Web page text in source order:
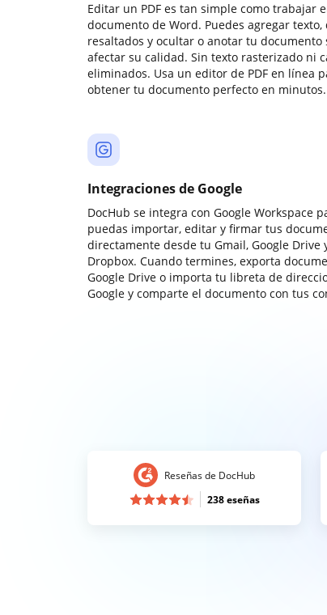
Editar un PDF es tan simple como trabajar
documento de Word. Puedes agregar texto,
resaltados y ocultar o anotar tu documento
afectar su calidad. Sin texto rasterizado ni
eliminados. Usa un editor de PDF en línea
obtener tu documento perfecto en minutos.
Integraciones de Google
DocHub se integra con Google Workspace
puedas importar, editar y firmar tus
directamente desde tu Gmail, Google Drive
Dropbox. Cuando termines, exporta
Google Drive o importa tu libreta de
Google y comparte el documento con tus
Reseñas de DocHub
238 eseñas